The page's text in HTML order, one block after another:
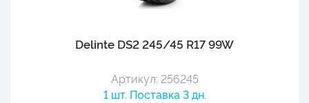
Delinte DS2 245/45 R17 99W
Артикул: 256245
1 шт. Поставка 3 дн.